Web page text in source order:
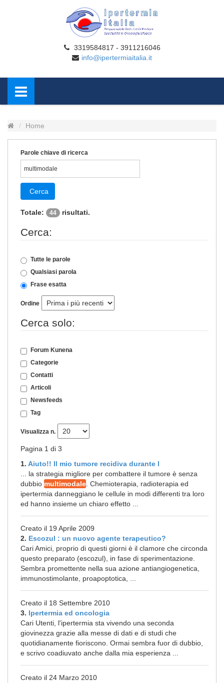
3319584817 - 3911216046
info@ipertermiaitalia.it
Home
Parole chiave di ricerca
Cerca
Totale: 44 risultati.
Cerca:
Tutte le parole
Qualsiasi parola
Frase esatta
Ordine
Cerca solo:
Forum Kunena
Categorie
Contatti
Articoli
Newsfeeds
Tag
Visualizza n.
Pagina 1 di 3
1. Aiuto!! Il mio tumore recidiva durante l
... la strategia migliore per combattere il tumore è senza
dubbio multimodale . Chemioterapia, radioterapia ed
ipertermia danneggiano le cellule in modi differenti tra loro
ed hanno insieme un chiaro effetto ...
Creato il 19 Aprile 2009
2. Escozul : un nuovo agente terapeutico?
Cari Amici, proprio di questi giorni è il clamore che circonda
questo preparato (escozul), in fase di sperimentazione.
Sembra promettente nella sua azione antiangiogenetica,
immunostimolante, proapoptotica, ...
Creato il 18 Settembre 2010
3. Ipertermia ed oncologia
Cari Utenti, l'ipertermia sta vivendo una seconda
giovinezza grazie alla messe di dati e di studi che
quotidianamente fioriscono. Ormai sembra fuor di dubbio,
e scrivo coadiuvato anche dalla mia esperienza ...
Creato il 24 Marzo 2010